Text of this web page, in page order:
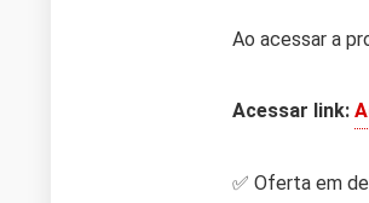
Ao acessar a
Acessar link:
✅ Oferta em